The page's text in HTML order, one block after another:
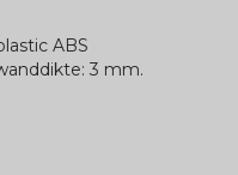
ABS
3 mm.